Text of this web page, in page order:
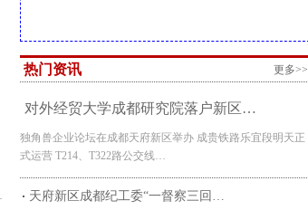
更多>>
热门资讯
对外经贸大学成都研究院落户新区…
独角兽企业论坛在成都天府新区举办 成贵铁路乐宜段明天正
式运营 T214、T322路公交线…
天府新区成都纪工委“一督察三回…